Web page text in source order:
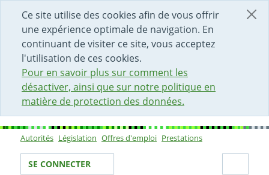
Ce site utilise des cookies afin de vous offrir
une expérience optimale de navigation. En
continuant de visiter ce site, vous acceptez
l'utilisation de ces cookies.
Pour en savoir plus sur comment les
désactiver, ainsi que sur notre politique en
matière de protection des données.
DÉBUT DU CONTENU DE LA PAGE
ACCÈS AU CHAMP DE RECHERCHE
PAGE D'ACCUEIL
FORMULAIRE DE CONTACT
Sous-navigation
Autorités Législation Offres d'emploi Prestations
Votre identité
SE CONNECTER